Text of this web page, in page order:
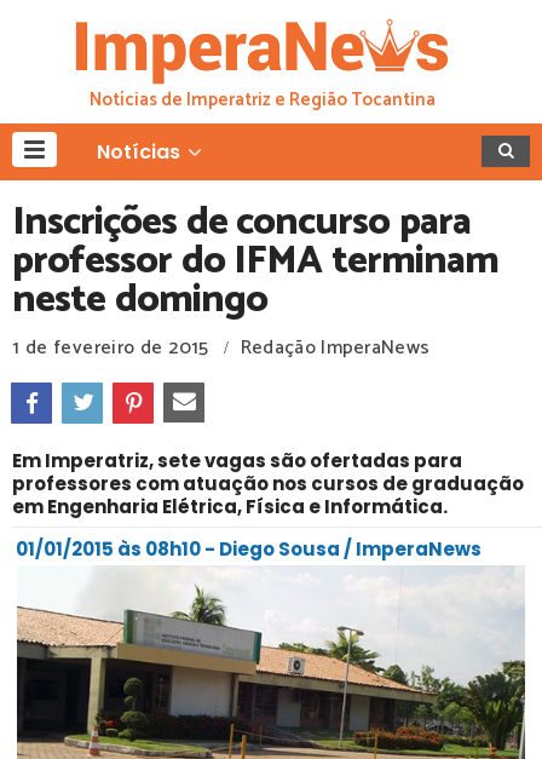
Notícias de Imperatriz e Região Tocantina
Notícias
Inscrições de concurso para
professor do IFMA terminam
neste domingo
1 de fevereiro de 2015 / Redação ImperaNews
Em Imperatriz, sete vagas são ofertadas para
professores com atuação nos cursos de graduação
em Engenharia Elétrica, Física e Informática.
01/01/2015 às 08h10 - Diego Sousa / ImperaNews